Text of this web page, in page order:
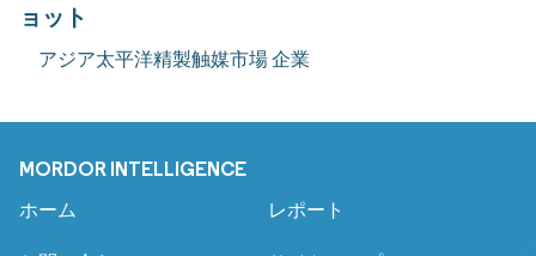
ョット
アジア太平洋精製触媒市場 企業
MORDOR INTELLIGENCE
ホーム レポート